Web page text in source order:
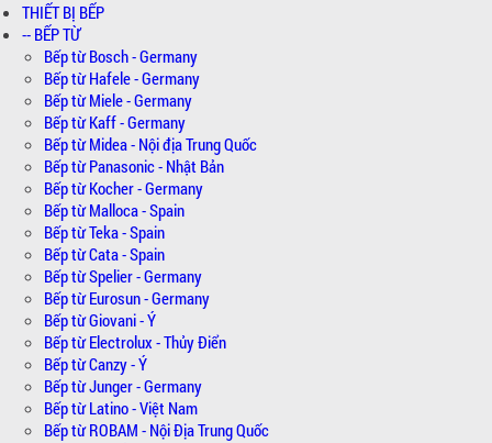
THIẾT BỊ BẾP
-- BẾP TỪ
Bếp từ Bosch - Germany
Bếp từ Hafele - Germany
Bếp từ Miele - Germany
Bếp từ Kaff - Germany
Bếp từ Midea - Nội địa Trung Quốc
Bếp từ Panasonic - Nhật Bản
Bếp từ Kocher - Germany
Bếp từ Malloca - Spain
Bếp từ Teka - Spain
Bếp từ Cata - Spain
Bếp từ Spelier - Germany
Bếp từ Eurosun - Germany
Bếp từ Giovani - Ý
Bếp từ Electrolux - Thủy Điển
Bếp từ Canzy - Ý
Bếp từ Junger - Germany
Bếp từ Latino - Việt Nam
Bếp từ ROBAM - Nội Địa Trung Quốc